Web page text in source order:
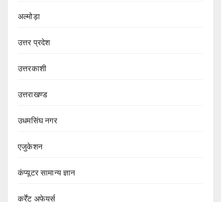
अल्मोड़ा
उत्तर प्रदेश
उत्तरकाशी
उत्तराखण्ड
उधमसिंघ नगर
एजुकेशन
कंप्यूटर सामान्य ज्ञान
कर्रेंट अफेयर्स